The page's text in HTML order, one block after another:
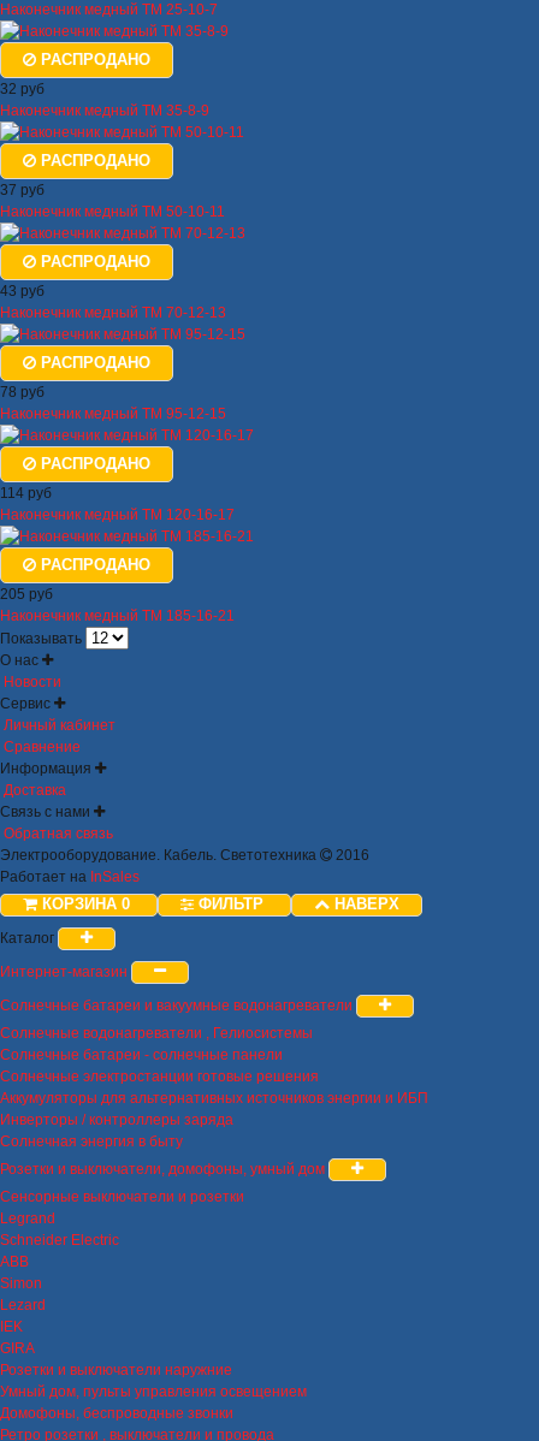
Наконечник медный ТМ 25-10-7
РАСПРОДАНО
32 руб
Наконечник медный ТМ 35-8-9
РАСПРОДАНО
37 руб
Наконечник медный ТМ 50-10-11
РАСПРОДАНО
43 руб
Наконечник медный ТМ 70-12-13
РАСПРОДАНО
78 руб
Наконечник медный ТМ 95-12-15
РАСПРОДАНО
114 руб
Наконечник медный ТМ 120-16-17
РАСПРОДАНО
205 руб
Наконечник медный ТМ 185-16-21
Показывать
О нас
Новости
Сервис
Личный кабинет
Сравнение
Информация
Доставка
Связь с нами
Обратная связь
Электрооборудование. Кабель. Светотехника
2016
Работает на InSales
КОРЗИНА 0 ФИЛЬТР НАВЕРХ
Каталог
Интернет-магазин
Солнечные батареи и вакуумные водонагреватели
Солнечные водонагреватели , Гелиосистемы
Солнечные батареи - солнечные панели
Солнечные электростанции готовые решения
Аккумуляторы для альтернативных источников энергии и ИБП
Инверторы / контроллеры заряда
Солнечная энергия в быту
Розетки и выключатели, домофоны, умный дом
Сенсорные выключатели и розетки
Legrand
Schneider Electric
ABB
Simon
Lezard
IEK
GIRA
Розетки и выключатели наружние
Умный дом, пульты управления освещением
Домофоны, беспроводные звонки
Ретро розетки , выключатели и провода